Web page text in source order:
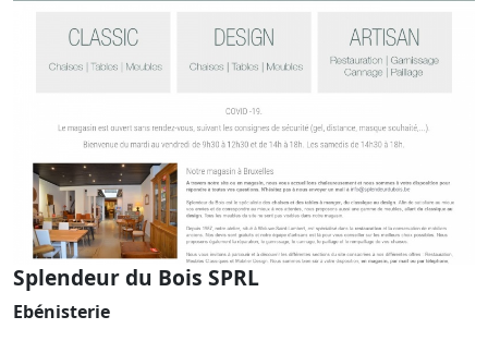
Splendeur du Bois SPRL
Ebénisterie